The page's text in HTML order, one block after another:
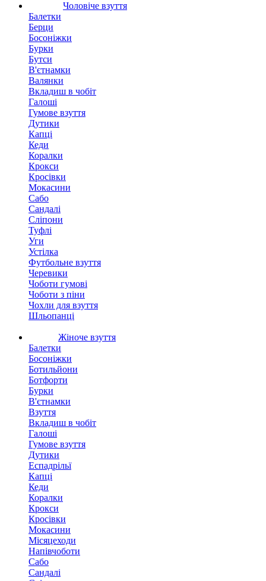
Чоловіче взуття
Балетки
Берци
Босоніжки
Бурки
Бутси
В'єтнамки
Валянки
Вкладиш в чобіт
Галоші
Гумове взуття
Дутики
Капці
Кеди
Коралки
Крокси
Кросівки
Мокасини
Сабо
Сандалі
Сліпони
Туфлі
Уги
Устілка
Футбольне взуття
Черевики
Чоботи гумові
Чоботи з піни
Чохли для взуття
Шльопанці
Жіноче взуття
Балетки
Босоніжки
Ботильйони
Ботфорти
Бурки
В'єтнамки
Взуття
Вкладиш в чобіт
Галоші
Гумове взуття
Дутики
Еспадрільї
Капці
Кеди
Коралки
Крокси
Кросівки
Мокасини
Місяцеходи
Напівчоботи
Сабо
Сандалі